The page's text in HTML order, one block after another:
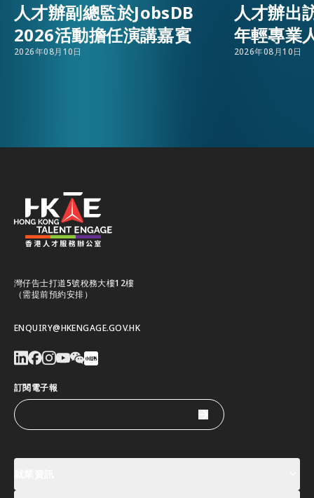
關於我們
常見問題
聯絡我們
人才辦副總監於JobsDB
2026活動擔任演講嘉賓
2026年08月10日
人才辦出
年輕專業
2026年08月10日
灣仔告士打道5號稅務大樓12樓
（需提前預約安排）
ENQUIRY@HKENGAGE.GOV.HK
訂閱電子報